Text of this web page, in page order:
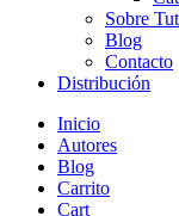
Sobre
Blog
Contacto
Distribución
Inicio
Autores
Blog
Carrito
Cart